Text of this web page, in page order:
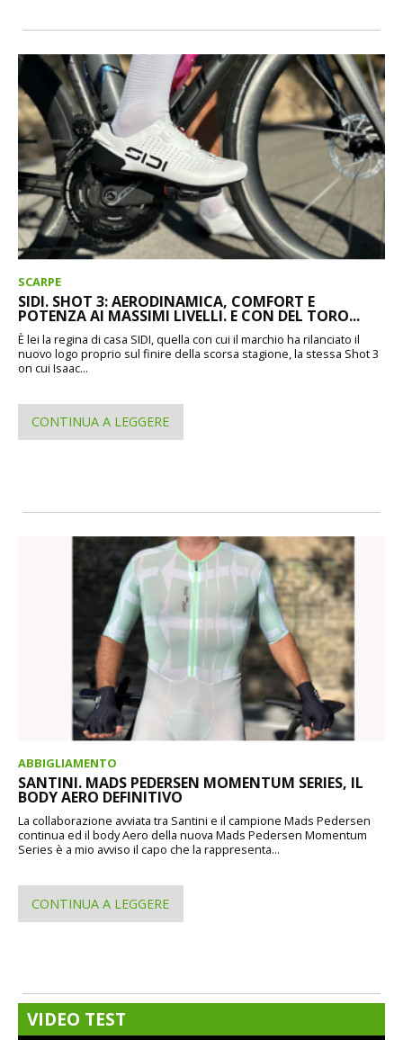
SCARPE
SIDI. SHOT 3: AERODINAMICA, COMFORT E
POTENZA AI MASSIMI LIVELLI. E CON DEL TORO...
È lei la regina di casa SIDI, quella con cui il marchio ha rilanciato il
nuovo logo proprio sul finire della scorsa stagione, la stessa Shot 3
on cui Isaac...
CONTINUA A LEGGERE
ABBIGLIAMENTO
SANTINI. MADS PEDERSEN MOMENTUM SERIES, IL
BODY AERO DEFINITIVO
La collaborazione avviata tra Santini e il campione Mads Pedersen
continua ed il body Aero della nuova Mads Pedersen Momentum
Series è a mio avviso il capo che la rappresenta...
CONTINUA A LEGGERE
VIDEO TEST